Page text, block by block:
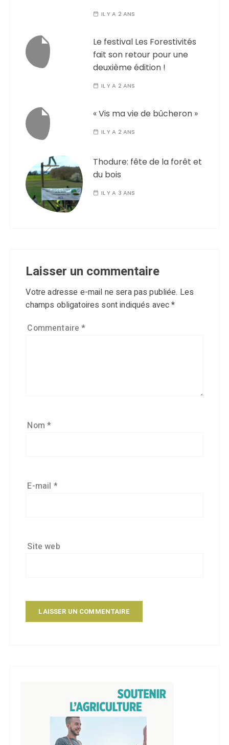
IL Y A 2 ANS
Le festival Les Forestivités
fait son retour pour une
deuxième édition !
IL Y A 2 ANS
« Vis ma vie de bûcheron »
IL Y A 2 ANS
Thodure: fête de la forêt et
du bois
IL Y A 3 ANS
Laisser un commentaire
Votre adresse e-mail ne sera pas publiée. Les
champs obligatoires sont indiqués avec*
Commentaire*
Nom*
E-mail *
Site web